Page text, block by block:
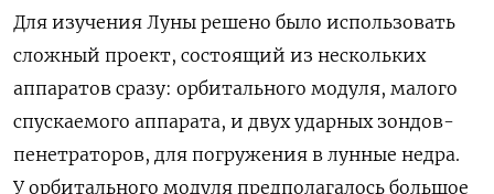
Для изучения Луны решено было использовать
сложный проект, состоящий из нескольких
аппаратов сразу: орбитального модуля, малого
спускаемого аппарата, и двух ударных зондов-
пенетраторов, для погружения в лунные недра.
У орбитального модуля предполагалось большое